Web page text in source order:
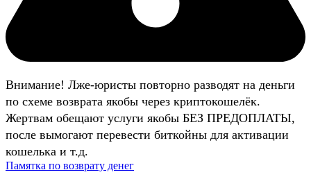
Внимание! Лже-юристы повторно разводят на деньги
по схеме возврата якобы через криптокошелёк.
Жертвам обещают услуги якобы БЕЗ ПРЕДОПЛАТЫ,
после вымогают перевести биткойны для активации
кошелька и т.д.
Памятка по возврату денег